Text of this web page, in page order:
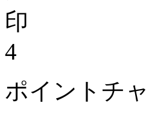
4
ポイントチ